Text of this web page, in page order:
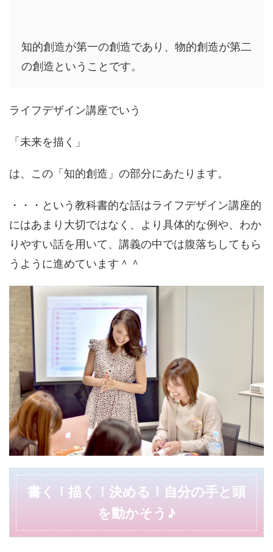
知的創造が第一の創造であり、物的創造が第二
の創造ということです。
ライフデザイン講座でいう
「未来を描く」
は、この「知的創造」の部分にあたります。
・・・という教科書的な話はライフデザイン講座的
にはあまり大切ではなく、より具体的な例や、わか
りやすい話を用いて、講義の中では腹落ちしてもら
うように進めています＾＾
書く！描く！決める！自分の手と頭
を動かそう♪